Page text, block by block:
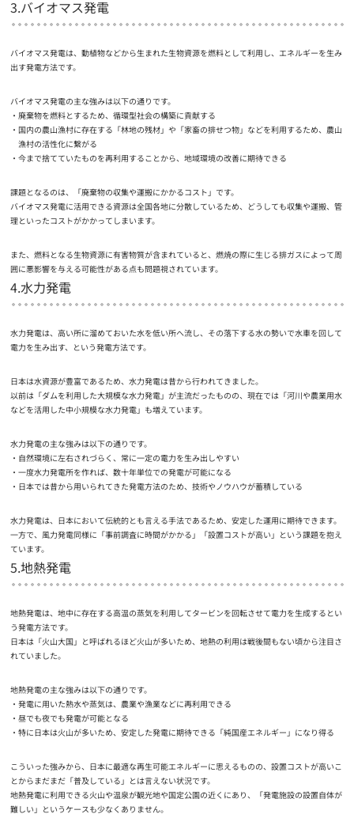
3.バイオマス発電
バイオマス発電は、動植物などから生まれた生物資源を燃料として利用し、エネルギーを生み
出す発電方法です。
バイオマス発電の主な強みは以下の通りです。
廃棄物を燃料とするため、循環型社会の構築に貢献する
国内の農山漁村に存在する「林地の残材」や「家畜の排せつ物」などを利用するため、農山
漁村の活性化に繋がる
今まで捨てていたものを再利用することから、地域環境の改善に期待できる
課題となるのは、「廃棄物の収集や運搬にかかるコスト」です。
バイオマス発電に活用できる資源は全国各地に分散しているため、どうしても収集や運搬、管
理といったコストがかかってしまいます。
また、燃料となる生物資源に有害物質が含まれていると、燃焼の際に生じる排ガスによって周
囲に悪影響を与える可能性がある点も問題視されています。
4.水力発電
水力発電は、高い所に溜めておいた水を低い所へ流し、その落下する水の勢いで水車を回して
電力を生み出す、という発電方法です。
日本は水資源が豊富であるため、水力発電は昔から行われてきました。
以前は「ダムを利用した大規模な水力発電」が主流だったものの、現在では「河川や農業用水
などを活用した中小規模な水力発電」も増えています。
水力発電の主な強みは以下の通りです。
自然環境に左右されづらく、常に一定の電力を生み出しやすい
一度水力発電所を作れば、数十年単位での発電が可能になる
日本では昔から用いられてきた発電方法のため、技術やノウハウが蓄積している
水力発電は、日本において伝統的とも言える手法であるため、安定した運用に期待できます。
一方で、風力発電同様に「事前調査に時間がかかる」「設置コストが高い」という課題を抱え
ています。
5.地熱発電
地熱発電は、地中に存在する高温の蒸気を利用してタービンを回転させて電力を生成するとい
う発電方法です。
日本は「火山大国」と呼ばれるほど火山が多いため、地熱の利用は戦後間もない頃から注目さ
れていました。
地熱発電の主な強みは以下の通りです。
発電に用いた熱水や蒸気は、農業や漁業などに再利用できる
昼でも夜でも発電が可能となる
特に日本は火山が多いため、安定した発電に期待できる「純国産エネルギー」になり得る
こういった強みから、日本に最適な再生可能エネルギーに思えるものの、設置コストが高いこ
とからまだまだ「普及している」とは言えない状況です。
地熱発電に利用できる火山や温泉が観光地や国定公園の近くにあり、「発電施設の設置自体が
難しい」というケースも少なくありません。